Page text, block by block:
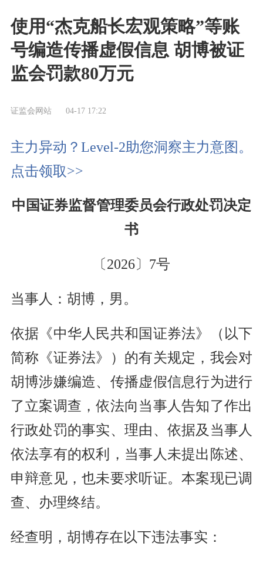
使用“杰克船长宏观策略”等账
号编造传播虚假信息 胡博被证
监会罚款80万元
证监会网站 04-17 17:22
主力异动？Level-2助您洞察主力意图。
点击领取>>
中国证券监督管理委员会行政处罚决定
书
〔2026〕7号
当事人：胡博，男。
依据《中华人民共和国证券法》（以下
简称《证券法》）的有关规定，我会对
胡博涉嫌编造、传播虚假信息行为进行
了立案调查，依法向当事人告知了作出
行政处罚的事实、理由、依据及当事人
依法享有的权利，当事人未提出陈述、
申辩意见，也未要求听证。本案现已调
查、办理终结。
经查明，胡博存在以下违法事实：